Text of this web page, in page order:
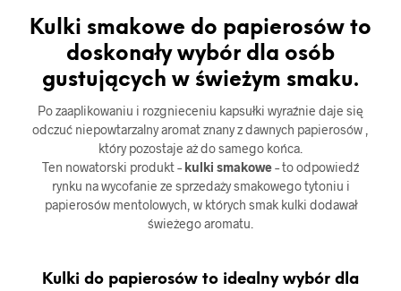
Kulki smakowe do papierosów to
doskonały wybór dla osób
gustujących w świeżym smaku.
Po zaaplikowaniu i rozgnieceniu kapsułki wyraźnie daje się
odczuć niepowtarzalny aromat znany z dawnych papierosów ,
który pozostaje aż do samego końca.
Ten nowatorski produkt – kulki smakowe– to odpowiedź
rynku na wycofanie ze sprzedaży smakowego tytoniu i
papierosów mentolowych, w których smak kulki dodawał
świeżego aromatu.
Kulki do papierosów to idealny wybór dla